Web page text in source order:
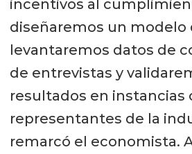
incentivos al
diseñaremos un modelo
levantaremos datos de
de entrevistas y
resultados en instancias
representantes de la
remarcó el economista.